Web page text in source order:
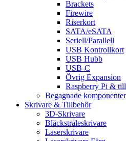
Brackets
Firewire
Riserkort
SATA/eSATA
Seriell/Parallell
USB Kontrollkort
USB Hubb
USB-C
Övrig Expansion
Raspberry Pi &
Begagnade komponenter
Skrivare & Tillbehör
3D-Skrivare
Bläckstråleskrivare
Laserskrivare